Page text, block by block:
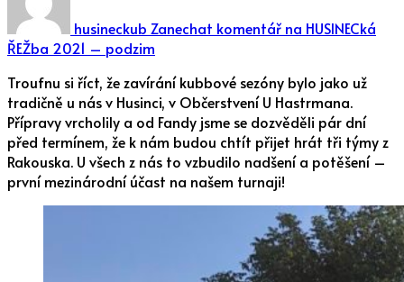
husineckub Zanechat komentář na HUSINECká
ŘEŽba 2021 – podzim
Troufnu si říct, že zavírání kubbové sezóny bylo jako už
tradičně u nás v Husinci, v Občerstvení U Hastrmana.
Přípravy vrcholily a od Fandy jsme se dozvěděli pár dní
před termínem, že k nám budou chtít přijet hrát tři týmy z
Rakouska. U všech z nás to vzbudilo nadšení a potěšení –
první mezinárodní účast na našem turnaji!